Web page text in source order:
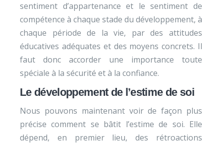
sentiment d’appartenance et le sentiment de
compétence à chaque stade du développement, à
chaque période de la vie, par des attitudes
éducatives adéquates et des moyens concrets. Il
faut donc accorder une importance toute
spéciale à la sécurité et à la confiance.
Le développement de l’estime de soi
Nous pouvons maintenant voir de façon plus
précise comment se bâtit l’estime de soi. Elle
dépend, en premier lieu, des rétroactions